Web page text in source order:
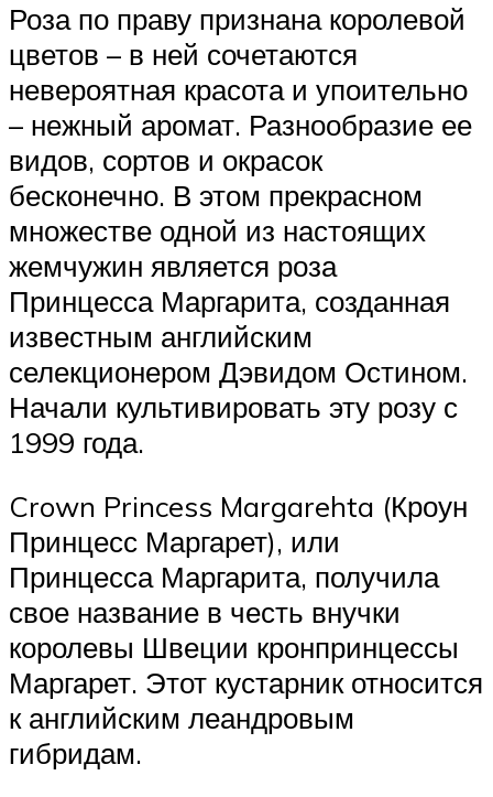
Роза по праву признана королевой
цветов – в ней сочетаются
невероятная красота и упоительно
– нежный аромат. Разнообразие ее
видов, сортов и окрасок
бесконечно. В этом прекрасном
множестве одной из настоящих
жемчужин является роза
Принцесса Маргарита, созданная
известным английским
селекционером Дэвидом Остином.
Начали культивировать эту розу с
1999 года.
Crown Princess Margarehta (Кроун
Принцесс Маргарет), или
Принцесса Маргарита, получила
свое название в честь внучки
королевы Швеции кронпринцессы
Маргарет. Этот кустарник относится
к английским леандровым
гибридам.